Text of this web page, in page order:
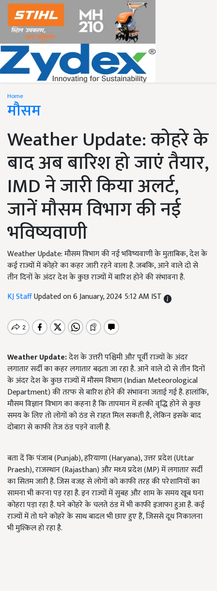
Home
मौसम
Weather Update: कोहरे के
बाद अब बारिश हो जाएं तैयार,
IMD ने जारी किया अलर्ट,
जानें मौसम विभाग की नई
भविष्यवाणी
Weather Update: मौसम विभाग की नई भविष्यवाणी के मुताबिक, देश के
कई राज्यों में कोहरे का कहर जारी रहने वाला है. जबकि, आने वाले दो से
तीन दिनों के अंदर देश के कुछ राज्यों में बारिश होने की संभावना है.
KJ StaffUpdated on 6 January, 2024 5:12 AM IST
Weather Update:देश के उत्तरी पश्चिमी और पूर्वी राज्यों के अंदर
लगातार सर्दी का कहर लगातार बढ़ता जा रहा है. आने वाले दो से तीन दिनों
के अंदर देश के कुछ राज्यों में मौसम विभाग (Indian Meteorological
Department) की तरफ से बारिश होने की संभावना जताई गई है. हालांकि,
मौसम विज्ञान विभाग का कहना है कि तापमान में हल्की वृद्धि होने से कुछ
समय के लिए तो लोगों को ठंड से राहत मिल सकती है, लेकिन इसके बाद
दोबारा से काफी तेज ठंड पड़ने वाली है.
बता दें कि पंजाब (Punjab), हर‍ियाणा (Haryana), उत्तर प्रदेश (Uttar
Praesh), राजस्‍थान (Rajasthan) और मध्‍य प्रदेश (MP) में लगातार सर्दी
का सितम जारी है. जिस वजह से लोगों को काफी तरह की परेशानियों का
सामना भी करना पड़ रहा है. इन राज्यों में सुबह और शाम के समय खूब घना
कोहरा पड़ा रहा है. घने कोहरे के चलते ठंड में भी काफी इजाफा हुआ है. कई
राज्यों में तो घने कोहरे के साथ बादल भी छाए हुए हैं, जिससे दूध निकालना
भी मुश्किल हो रहा है.